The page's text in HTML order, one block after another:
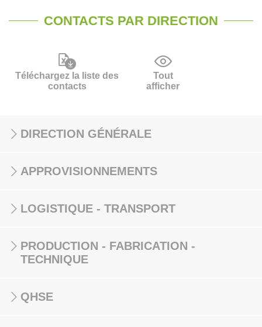
CONTACTS PAR DIRECTION
Téléchargez la liste des
contacts
Tout
afficher
DIRECTION GÉNÉRALE
APPROVISIONNEMENTS
LOGISTIQUE - TRANSPORT
PRODUCTION - FABRICATION -
TECHNIQUE
QHSE